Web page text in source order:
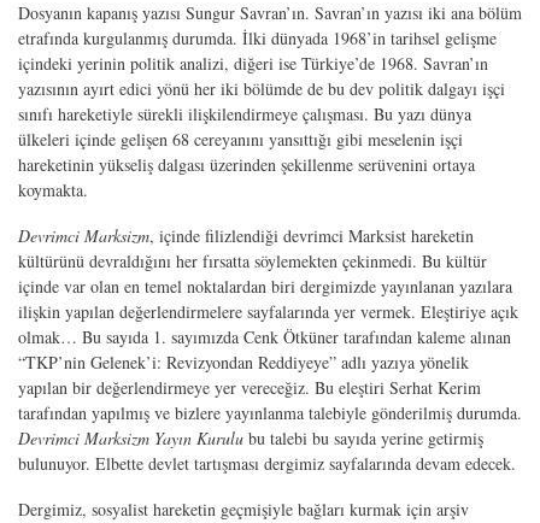
Dosyanın kapanış yazısı Sungur Savran’ın. Savran’ın yazısı iki ana bölüm
etrafında kurgulanmış durumda. İlki dünyada 1968’in tarihsel gelişme
içindeki yerinin politik analizi, diğeri ise Türkiye’de 1968. Savran’ın
yazısının ayırt edici yönü her iki bölümde de bu dev politik dalgayı işçi
sınıfı hareketiyle sürekli ilişkilendirmeye çalışması. Bu yazı dünya
ülkeleri içinde gelişen 68 cereyanını yansıttığı gibi meselenin işçi
hareketinin yükseliş dalgası üzerinden şekillenme serüvenini ortaya
koymakta.
Devrimci Marksizm, içinde filizlendiği devrimci Marksist hareketin
kültürünü devraldığını her fırsatta söylemekten çekinmedi. Bu kültür
içinde var olan en temel noktalardan biri dergimizde yayınlanan yazılara
ilişkin yapılan değerlendirmelere sayfalarında yer vermek. Eleştiriye açık
olmak… Bu sayıda 1. sayımızda Cenk Ötküner tarafından kaleme alınan
“TKP’nin Gelenek’i: Revizyondan Reddiyeye” adlı yazıya yönelik
yapılan bir değerlendirmeye yer vereceğiz. Bu eleştiri Serhat Kerim
tarafından yapılmış ve bizlere yayınlanma talebiyle gönderilmiş durumda.
Devrimci Marksizm Yayın Kurulu bu talebi bu sayıda yerine getirmiş
bulunuyor. Elbette devlet tartışması dergimiz sayfalarında devam edecek.
Dergimiz, sosyalist hareketin geçmişiyle bağları kurmak için arşiv